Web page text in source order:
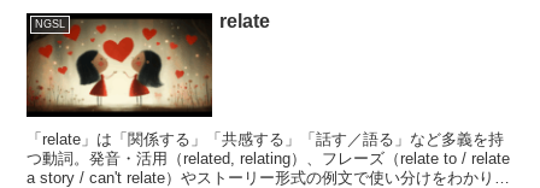
NGSL relate
「relate」は「関係する」「共感する」「話す／語る」など多義を持
つ動詞。発音・活用（related, relating）、フレーズ（relate to / relate
a story / can't relate）やストーリー形式の例文で使い分けをわかりや